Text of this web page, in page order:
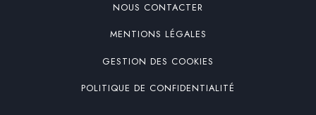
NOUS CONTACTER
MENTIONS LÉGALES
GESTION DES COOKIES
POLITIQUE DE CONFIDENTIALITÉ